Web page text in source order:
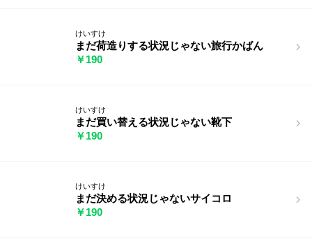
けいすけ
まだ荷造りする状況じゃない旅行かばん
￥190
けいすけ
まだ買い替える状況じゃない靴下
￥190
けいすけ
まだ決める状況じゃないサイコロ
￥190